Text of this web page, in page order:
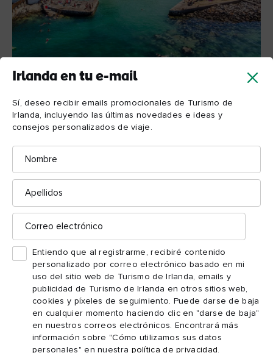
Irlanda en tu e-mail
Sí, deseo recibir emails promocionales de Turismo de
Irlanda, incluyendo las últimas novedades e ideas y
consejos personalizados de viaje.
Nombre
Apellidos
Correo
electrónico
Entiendo que al registrarme, recibiré contenido
personalizado por correo electrónico basado en mi
uso del sitio web de Turismo de Irlanda, emails y
publicidad de Turismo de Irlanda en otros sitios web,
cookies y píxeles de seguimiento. Puede darse de baja
en cualquier momento haciendo clic en "darse de baja"
en nuestros correos electrónicos. Encontrará más
información sobre "Cómo utilizamos sus datos
personales" en nuestra política de privacidad .
Hacia el sur y a través de
la bahía
Podrías dedicar días a la costa norte de Dublín, caminando por
la “Velvet Strand” de Portmarnock, con sus dunas, disfrutando
de la rica vida silvestre de laisla North Bull
y
posponiendo el final del brunch en
el lado sur también ofrece una gran cantidad de experiencias
llenas de naturaleza y llegar allí es toda una aventura.
Bordeando la costa de la bahía de Dublín desde el centro de la
ciudad, la sección sur del tren DART es un viaje alegre que
pasa por playas, bonitos puertos y por una vía tallada en los
acantilados justo encima del mar de Irlanda. Es uno de los
viajes diarios más bonitos de Europa.